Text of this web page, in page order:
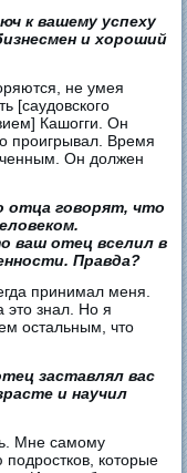
к вашему успеху
и хороший
не умея
[саудовского
Кашогги. Он
проигрывал. Время
Он должен
отца говорят, что
ваш отец вселил в
Правда?
принимал меня.
это знал. Но я
остальным, что
заставлял вас
и научил
Мне самому
которые